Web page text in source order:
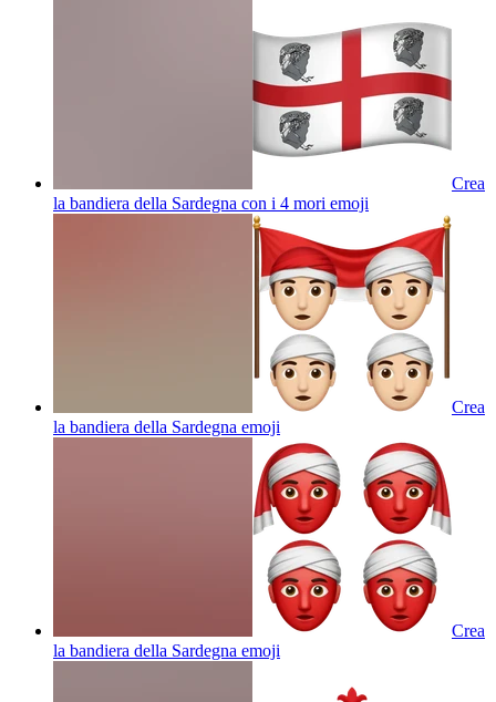
Crea
la bandiera della Sardegna con i 4 mori emoji
Crea
la bandiera della Sardegna emoji
Crea
la bandiera della Sardegna emoji